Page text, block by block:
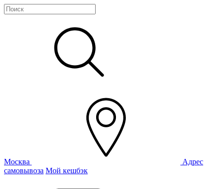
Москва
Адрес
самовывоза Мой кешбэк